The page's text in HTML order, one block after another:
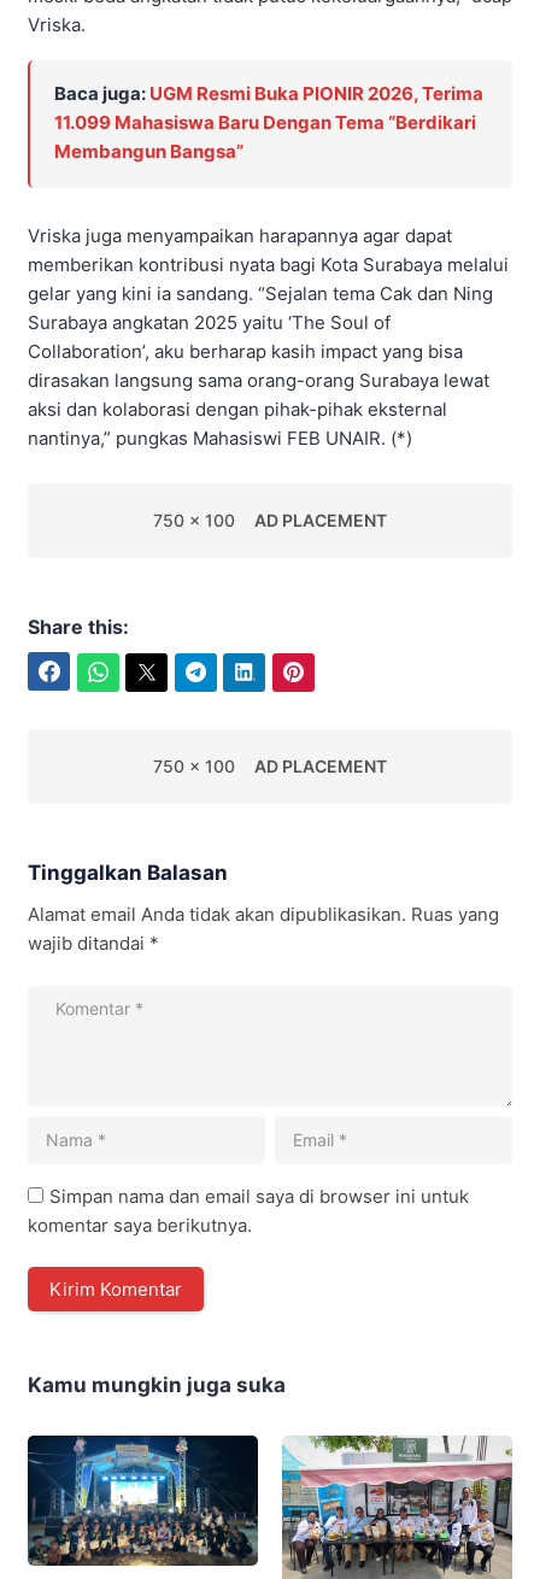
Vriska.
Baca juga: UGM Resmi Buka PIONIR 2026, Terima
11.099 Mahasiswa Baru Dengan Tema “Berdikari
Membangun Bangsa”
Vriska juga menyampaikan harapannya agar dapat
memberikan kontribusi nyata bagi Kota Surabaya melalui
gelar yang kini ia sandang. “Sejalan tema Cak dan Ning
Surabaya angkatan 2025 yaitu ‘The Soul of
Collaboration’, aku berharap kasih impact yang bisa
dirasakan langsung sama orang-orang Surabaya lewat
aksi dan kolaborasi dengan pihak-pihak eksternal
nantinya,” pungkas Mahasiswi FEB UNAIR. (*)
750 x 100 AD PLACEMENT
Share this:
750 x 100 AD PLACEMENT
Tinggalkan Balasan
Alamat email Anda tidak akan dipublikasikan. Ruas yang
wajib ditandai *
Simpan nama dan email saya di browser ini untuk
komentar saya berikutnya.
Kamu mungkin juga suka